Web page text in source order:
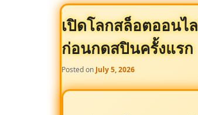
เปิดโลกสล็อตออนไ
ก่อนกดสปินครั้งแรก
Posted on July 5, 2026